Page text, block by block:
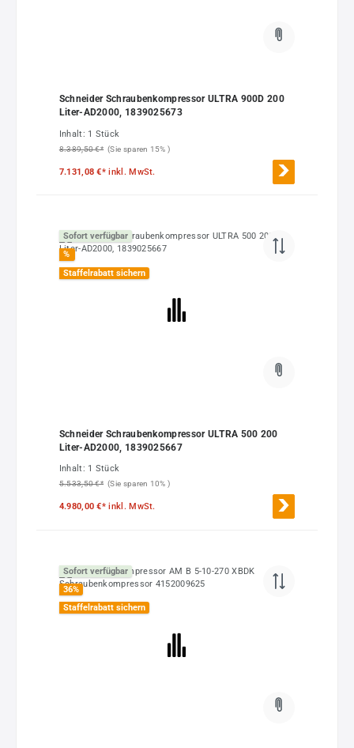
Schneider Schraubenkompressor ULTRA 900D 200
Liter-AD2000, 1839025673
Inhalt: 1 Stück
8.389,50 €* (Sie sparen 15% )
7.131,08 €*inkl. MwSt.
Sofort verfügbar
%
Staffelrabatt sichern
Schneider Schraubenkompressor ULTRA 500 200
Liter-AD2000, 1839025667
Inhalt: 1 Stück
5.533,50 €* (Sie sparen 10% )
4.980,00 €*inkl. MwSt.
Sofort verfügbar
36%
Staffelrabatt sichern